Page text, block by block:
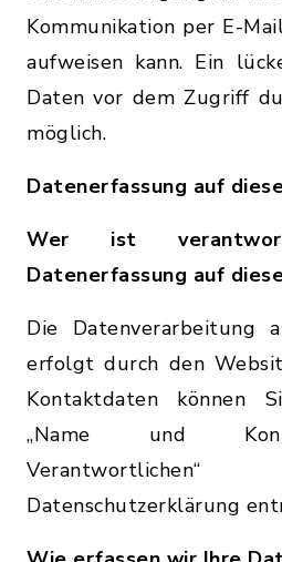
Kommunikation per E-
aufweisen kann. Ein
Daten vor dem Zugriff
möglich.
Datenerfassung auf
Wer ist
Datenerfassung auf
Die Datenverarbeitung
erfolgt durch den
Kontaktdaten können
„Name und
Datenschutzerklärung